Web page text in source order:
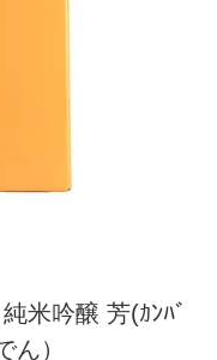
米吟醸 芳(ｶﾝﾊﾞ
ん）